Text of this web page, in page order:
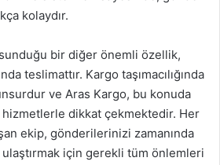
kolaydır.
sunduğu bir diğer önemli özellik,
teslimattır. Kargo taşımacılığında
ve Aras Kargo, bu konuda
dikkat çekmektedir. Her
ekip, gönderilerinizi zamanında
için gerekli tüm önlemleri